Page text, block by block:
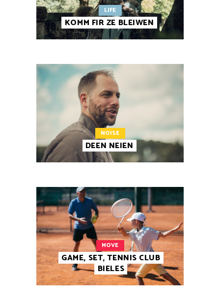
LIFE
KOMM FIR ZE BLEIWEN
NOISE
DEEN NEIEN
MOVE
GAME, SET, TENNIS CLUB
BIELES